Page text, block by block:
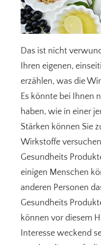
Das ist nicht
Ihren eigenen,
erzählen, was die
Es könnte bei Ihnen
haben, wie in einer
Stärken können Sie
Wirkstoffe
Gesundheits
einigen Menschen
anderen Personen
Gesundheits
können vor diesem
Interesse weckend